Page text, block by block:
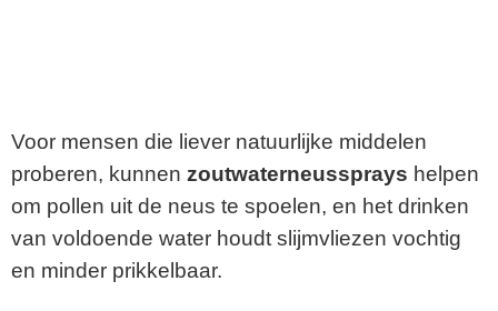
Voor mensen die liever natuurlijke middelen
proberen, kunnen zoutwaterneussprays helpen
om pollen uit de neus te spoelen, en het drinken
van voldoende water houdt slijmvliezen vochtig
en minder prikkelbaar.